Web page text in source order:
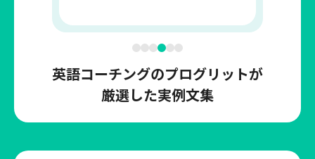
英語コーチングのプログリットが
厳選した実例文集